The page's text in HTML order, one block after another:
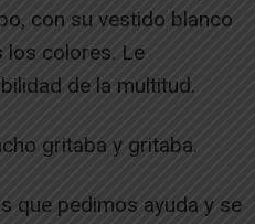
con su vestido blanco
los colores. Le
de la multitud.
gritaba y gritaba.
que pedimos ayuda y se